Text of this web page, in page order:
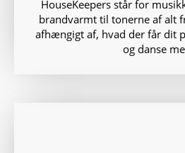
HouseKeepers står for
brandvarmt til tonerne af alt
afhængigt af, hvad der får dit
og danse